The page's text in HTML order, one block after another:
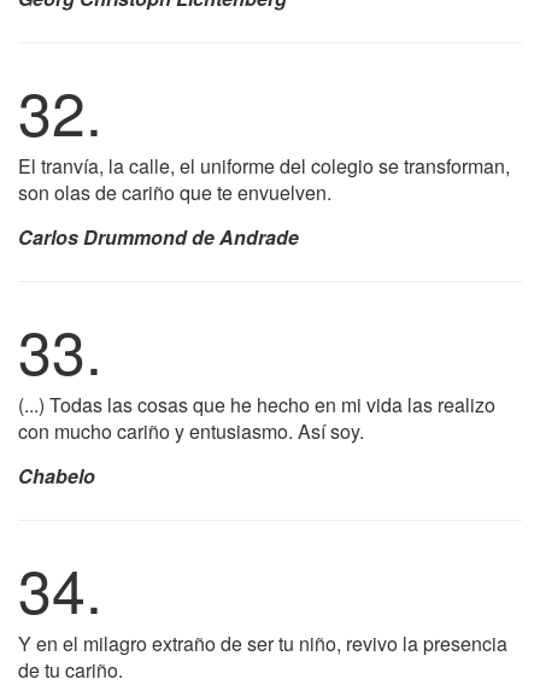
32.
El tranvía, la calle, el uniforme del colegio se transforman,
son olas de cariño que te envuelven.
Carlos Drummond de Andrade
33.
(...) Todas las cosas que he hecho en mi vida las realizo
con mucho cariño y entusiasmo. Así soy.
Chabelo
34.
Y en el milagro extraño de ser tu niño, revivo la presencia
de tu cariño.